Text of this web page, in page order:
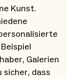
Kunst.
Galerien
dass